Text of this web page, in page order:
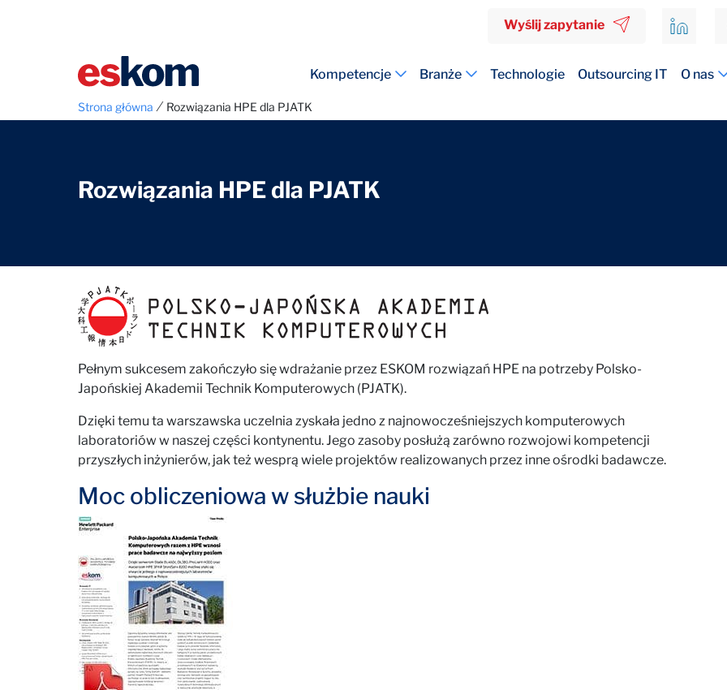
Wyślij zapytanie
Kompetencje Branże Technologie Outsourcing IT O nas
Strona główna ⁄ Rozwiązania HPE dla PJATK
Rozwiązania HPE dla PJATK
Pełnym sukcesem zakończyło się wdrażanie przez ESKOM rozwiązań HPE na potrzeby Polsko-
Japońskiej Akademii Technik Komputerowych (PJATK).
Dzięki temu ta warszawska uczelnia zyskała jedno z najnowocześniejszych komputerowych
laboratoriów w naszej części kontynentu. Jego zasoby posłużą zarówno rozwojowi kompetencji
przyszłych inżynierów, jak też wesprą wiele projektów realizowanych przez inne ośrodki badawcze.
Moc obliczeniowa w służbie nauki